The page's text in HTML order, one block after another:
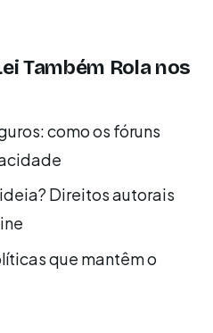
Também Rola nos
como os fóruns
Direitos autorais
que mantêm o